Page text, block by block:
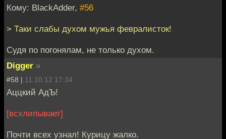
Кому: BlackAdder, #56
> Таки слабы духом мужья февралисток!
Судя по погонялам, не только духом.
Digger »
#58 | 11.10.12 17:34
Аццкий АдЪ!
[всхлипывает]
Почти всех узнал! Курицу жалко.